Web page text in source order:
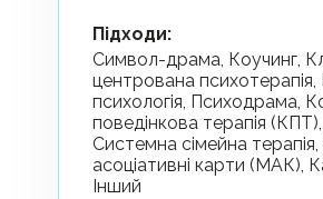
Підходи:
Символ-драма, Коучинг, Клієнт-
центрована
психологія, Психодрама,
поведінкова терапія
Системна сімейна
асоціативні карти (МАК),
Інший